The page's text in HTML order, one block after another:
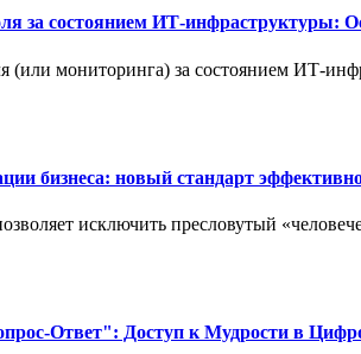
за состоянием ИТ-инфраструктуры:
(или мониторинга) за состоянием ИТ-
бизнеса: новый стандарт
исключить пресловутый
Ответ": Доступ к Мудрости в